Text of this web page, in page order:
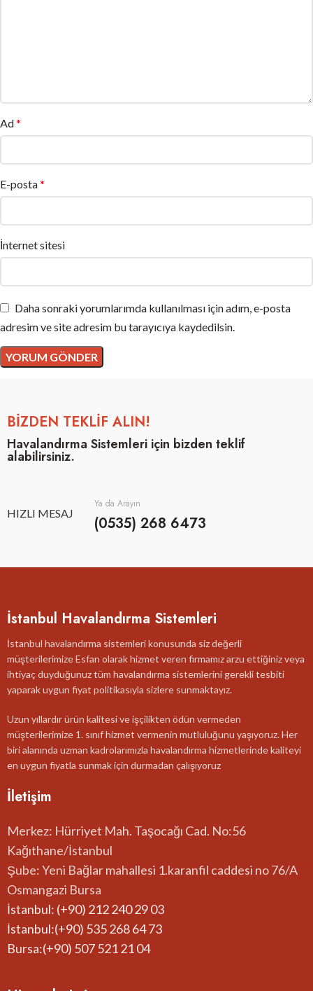
Ad*
E-posta*
İnternet sitesi
Daha sonraki yorumlarımda kullanılması için adım, e-posta
adresim ve site adresim bu tarayıcıya kaydedilsin.
BİZDEN TEKLİF ALIN!
Havalandırma Sistemleri için bizden teklif
alabilirsiniz.
HIZLI MESAJ
Ya da Arayın
(0535) 268 6473
İstanbul Havalandırma Sistemleri
İstanbul havalandırma sistemleri konusunda siz değerli
müşterilerimize Esfan olarak hizmet veren firmamız arzu ettiğiniz veya
ihtiyaç duyduğunuz tüm havalandırma sistemlerini gerekli tesbiti
yaparak uygun fiyat politikasıyla sizlere sunmaktayız.
Uzun yıllardır ürün kalitesi ve işçilikten ödün vermeden
müşterilerimize 1. sınıf hizmet vermenin mutluluğunu yaşıyoruz. Her
biri alanında uzman kadrolarımızla havalandırma hizmetlerinde kaliteyi
en uygun fiyatla sunmak için durmadan çalışıyoruz
İletişim
Merkez: Hürriyet Mah. Taşocağı Cad. No:56
Kağıthane/İstanbul
Şube: Yeni Bağlar mahallesi 1.karanfil caddesi no 76/A
Osmangazi Bursa
İstanbul: (+90) 212 240 29 03
İstanbul:(+90) 535 268 64 73
Bursa:(+90) 507 521 21 04